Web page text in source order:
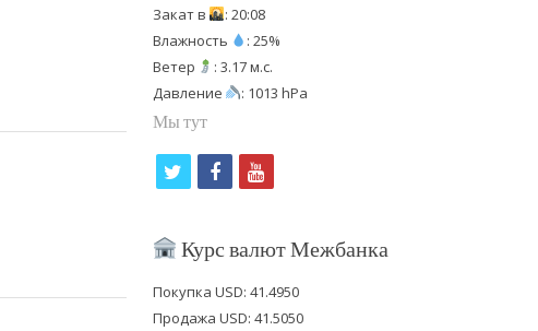
Закат в
: 20:08
Влажность
: 25%
Ветер
: 3.17 м.с.
Давление
: 1013 hPa
Мы тут
i
t
f
c
b
y
u
u
Курс валют Межбанка
Покупка USD: 41.4950
Продажа USD: 41.5050